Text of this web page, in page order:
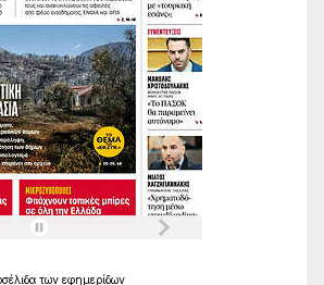
των εφημερίδων